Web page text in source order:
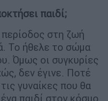
παιδί;
στη ζωή
Το ήθελε το σώμα
Όμως οι συγκυρίες
δεν έγινε. Ποτέ
γυναίκες που θα
παιδί στον κόσμο